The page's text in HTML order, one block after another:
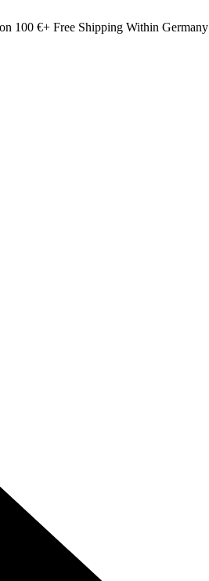
100 €+ Free Shipping Within Germany